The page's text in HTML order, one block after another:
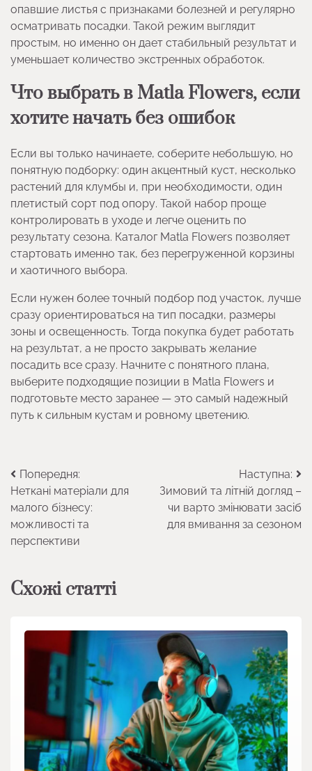
опавшие листья с признаками болезней и регулярно
осматривать посадки. Такой режим выглядит
простым, но именно он дает стабильный результат и
уменьшает количество экстренных обработок.
Что выбрать в Matla Flowers, если
хотите начать без ошибок
Если вы только начинаете, соберите небольшую, но
понятную подборку: один акцентный куст, несколько
растений для клумбы и, при необходимости, один
плетистый сорт под опору. Такой набор проще
контролировать в уходе и легче оценить по
результату сезона. Каталог Matla Flowers позволяет
стартовать именно так, без перегруженной корзины
и хаотичного выбора.
Если нужен более точный подбор под участок, лучше
сразу ориентироваться на тип посадки, размеры
зоны и освещенность. Тогда покупка будет работать
на результат, а не просто закрывать желание
посадить все сразу. Начните с понятного плана,
выберите подходящие позиции в Matla Flowers и
подготовьте место заранее — это самый надежный
путь к сильным кустам и ровному цветению.
Навігація
записів
Попередня:
Неткані матеріали для
малого бізнесу:
можливості та
перспективи
Наступна:
Зимовий та літній догляд –
чи варто змінювати засіб
для вмивання за сезоном
Схожі статті